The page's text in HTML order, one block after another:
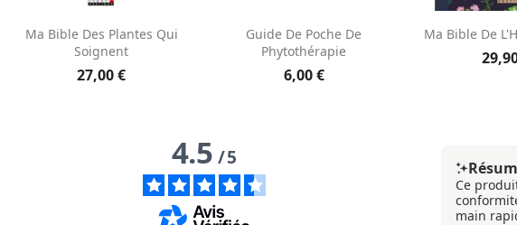
Aperçu rapide
Ma Bible Des Plantes Qui
Soignent
27,00 €
Aperçu rapide
Guide De Poche De
Phytothérapie
6,00 €

Ma Bible De
4.5/5
Ce
main